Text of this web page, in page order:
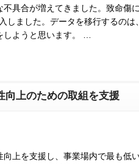
具合が増えてきました。致命傷
しました。データを移行するのは
ようと思います。 …
向上のための取組を支援
上を支援し、事業場内で最も低